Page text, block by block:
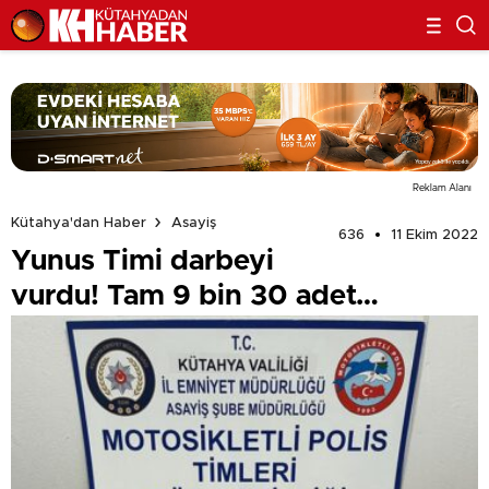
Reklam Alanı
Kütahya'dan Haber
Asayiş
636
11 Ekim 2022
Yunus Timi darbeyi
vurdu! Tam 9 bin 30 adet…